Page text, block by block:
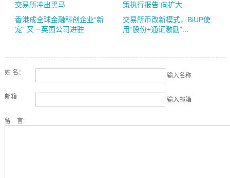
交易所冲出黑马
策执行报告:向扩大...
香港成全球金融科创企业“新
宠” 又一英国公司进驻
交易所币改新模式，BiUP使
用“股份+通证激励”...
姓 名： 输入名称
邮箱 输入邮箱
留 言: